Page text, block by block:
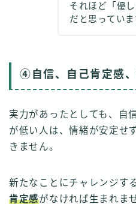
それほど「優
だと思っていま
④自信、自己肯定感
実力があったとしても、自
が低い人は、情緒が安定せ
きません。
新たなことにチャレンジす
肯定感がなければ生まれま